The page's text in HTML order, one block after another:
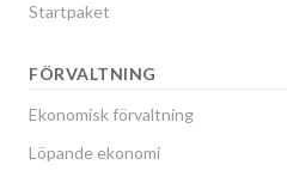
Startpaket
FÖRVALTNING
Ekonomisk förvaltning
Löpande ekonomi